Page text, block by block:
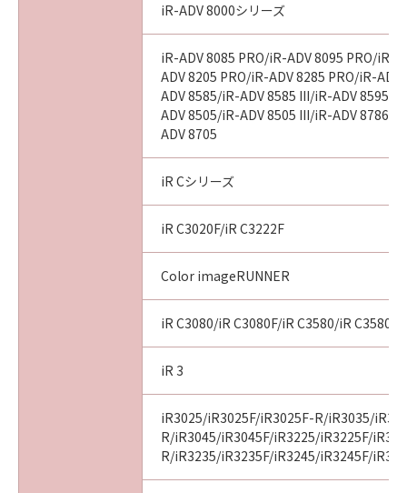
iR-ADV 8000シリーズ
iR-ADV 8085 PRO/iR-ADV 8095 PRO/iR-
ADV 8205 PRO/iR-ADV 8285 PRO/iR-
ADV 8585/iR-ADV 8585 III/iR-ADV 8595/
ADV 8505/iR-ADV 8505 III/iR-ADV 8786/
ADV 8705
iR Cシリーズ
iR C3020F/iR C3222F
Color imageRUNNER
iR C3080/iR C3080F/iR C3580/iR C3580F
iR 3
iR3025/iR3025F/iR3025F-R/iR3035/
R/iR3045/iR3045F/iR3225/iR3225F/
R/iR3235/iR3235F/iR3245/iR3245F/